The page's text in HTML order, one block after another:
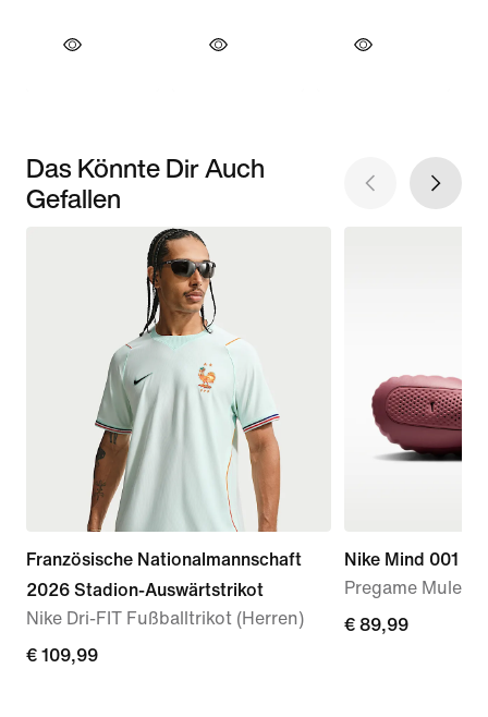
Das Könnte Dir Auch
Gefallen
Französische Nationalmannschaft
2026 Stadion-Auswärtstrikot
Nike Dri-FIT Fußballtrikot (Herren)
€ 109,99
€ 109,99
Nike Mind 001
Pregame Mule
€ 89,99
€ 89,99